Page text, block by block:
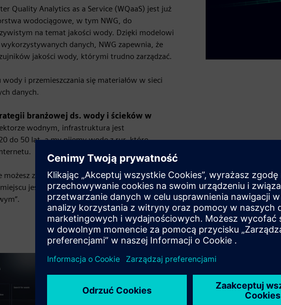
Quality Analytics as a Service (WQaaS) jest już
wodociągowe, w tym NWG, do
na temat jakości wody. Dzięki modelowi
danych, NWG zapewnia, że
jakości wody, którymi trudno zarządzać.
i przemieszczania się materiałów w sieci
danych.
branżowej ds. wody i ścieków w
wodnym, infrastruktura jest
do 50 lat, a my pijemy wodę z rur, które
możesz zmierzyć, więc posiadanie odpowiednich
jest ważne dla każdego projektu
2.